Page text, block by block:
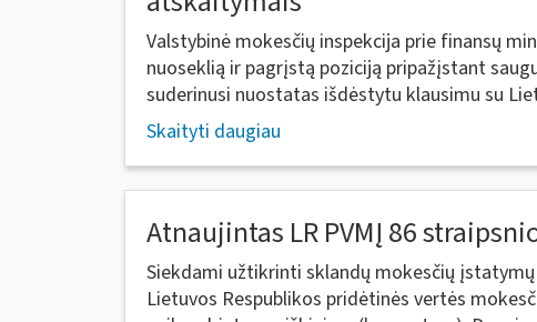
Valstybinė mokesčių inspekcija prie finansų
nuoseklią ir pagrįstą poziciją pripažįstant
suderinusi nuostatas išdėstytu klausimu su
Skaityti daugiau
Atnaujintas LR PVMĮ 86
Siekdami užtikrinti sklandų mokesčių
Lietuvos Respublikos pridėtinės vertės